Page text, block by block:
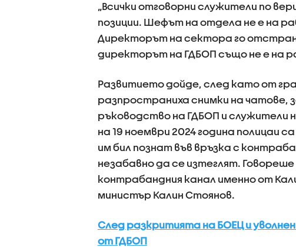
„Всички отговорни служители по
позиции. Шефът на отдела не е на
Директорът на сектора го
директорът на ГДБОП също не е на
Развитието дойде, след като от
разпространиха снимки на
ръководство на ГДБОП и служители
на 19 ноември 2024 година полицаи
им бил познат във връзка с
незабавно да се изтеглят.
контрабандния канал именно от
министър Калин Стоянов.
След разкритията на БОЕЦ и
от ГДБОП